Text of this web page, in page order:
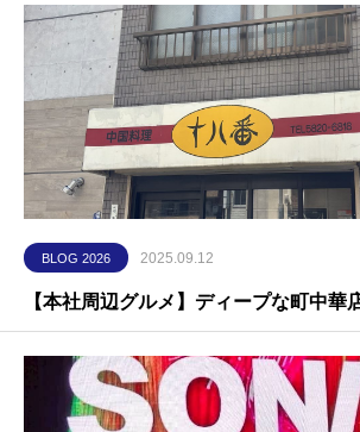
BLOG 2026 2025.09.12
【本社周辺グルメ】ディープな町中華